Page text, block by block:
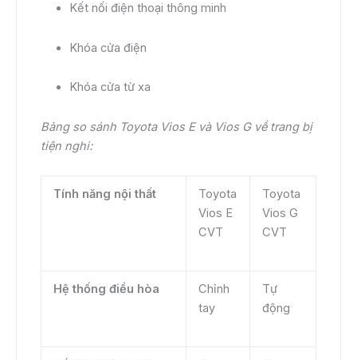
Kết nối điện thoại thông minh
Khóa cửa điện
Khóa cửa từ xa
Bảng so sánh Toyota Vios E và Vios G về trang bị
tiện nghi:
Tính năng nội thất
Toyota
Vios E
CVT
Toyota
Vios G
CVT
Hệ thống điều hòa
Chỉnh
tay
Tự
động